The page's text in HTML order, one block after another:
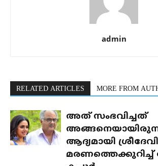
admin
RELATED ARTICLES MORE FROM
അത് സംഭവിച്ചത്
ആദ്യമായി